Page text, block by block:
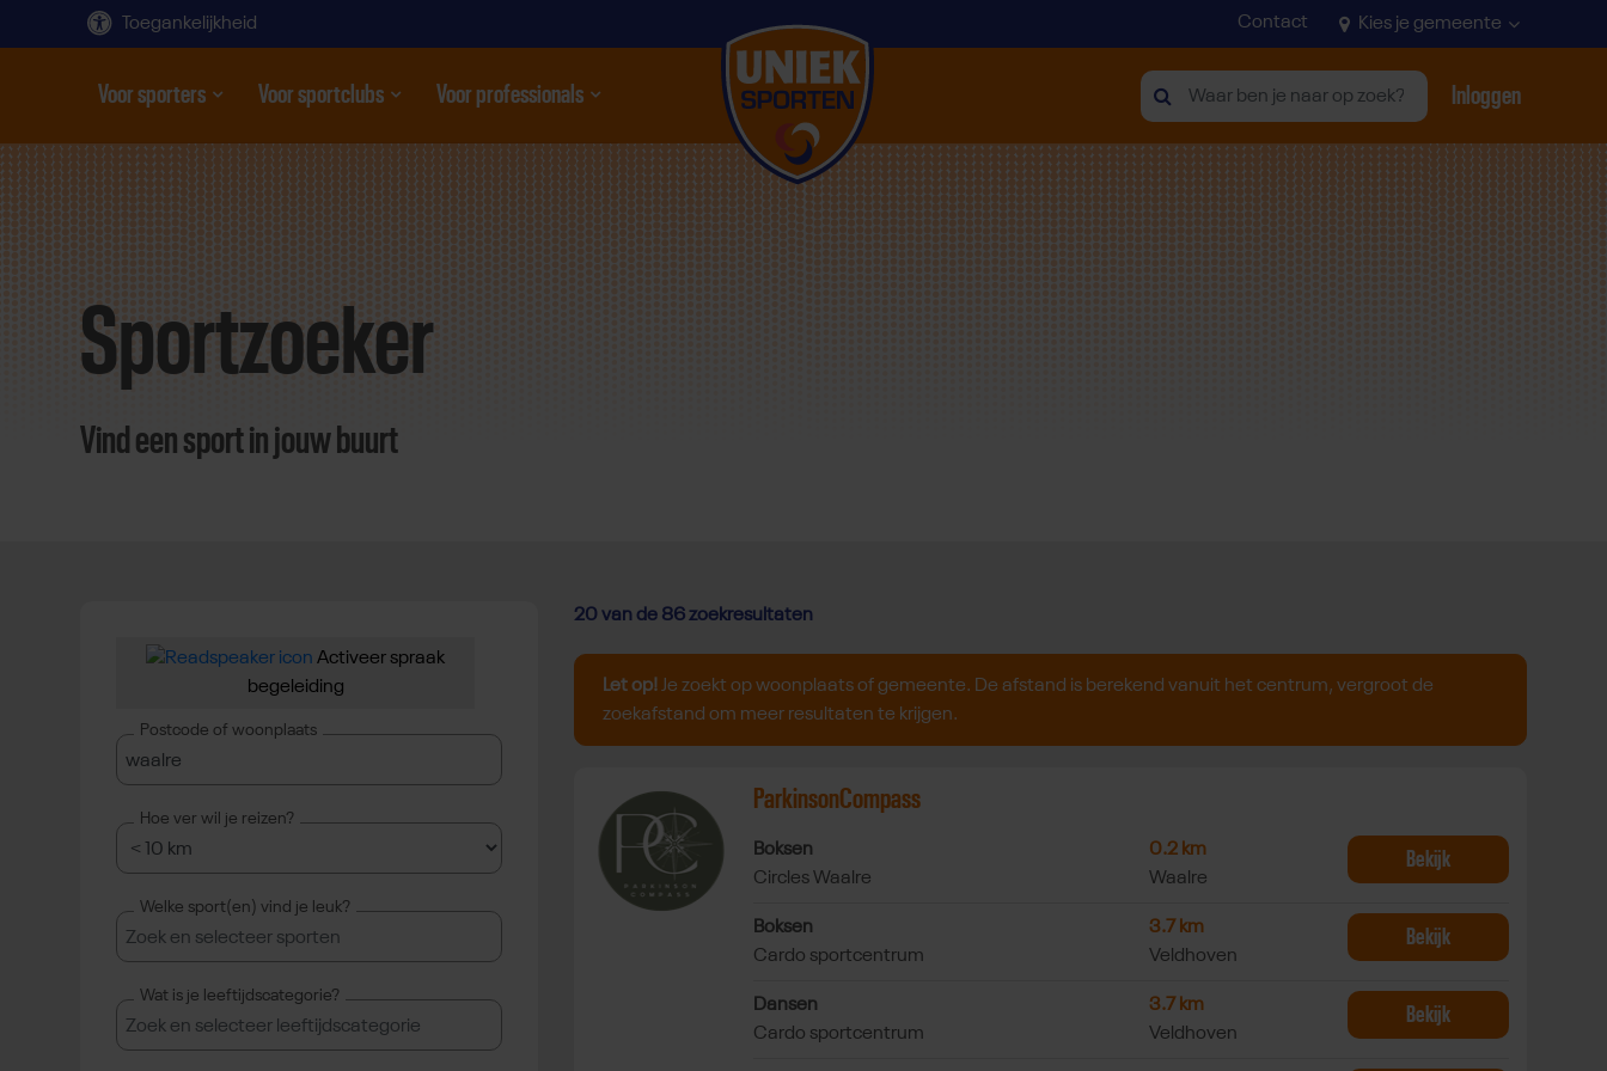
Direct
door
content
Toegankelijkheid Contact Kies je gemeente
Open submenu
Voor sporters
Open submenu
Voor sportclubs
Open submenu
Voor professionals
Zoeken Inloggen
Sportzoeker
Vind een sport in jouw buurt
Activeer spraak
begeleiding
Postcode of woonplaats
Hoe ver wil je reizen?
Welke sport(en) vind je leuk?
om
te
Wat is je leeftijdscategorie?
20 van de 86 zoekresultaten
Let op!Je zoekt op woonplaats of gemeente. De afstand is berekend vanuit het centrum, vergroot de
zoekafstand om meer resultaten te krijgen.
Bekijk sportaanbieder
ParkinsonCompass
Bekijk sportaanbieder ParkinsonCompass
Bekijk Boksen bij ParkinsonCompass in Circles Waalre
Boksen
Circles Waalre
0.2 km
Waalre
Bekijk
Bekijk Boksen bij ParkinsonCompass in Cardo sportcentrum
Boksen
Cardo sportcentrum
3.7 km
Veldhoven
Bekijk
Bekijk Dansen bij ParkinsonCompass in Cardo sportcentrum
Dansen
Cardo sportcentrum
3.7 km
Veldhoven
Bekijk